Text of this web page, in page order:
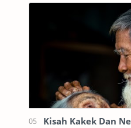
terkenal dengan
Kisah Kakek Dan